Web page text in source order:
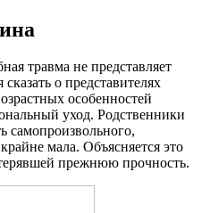
травма не представляет
о представителях
особенностей
уход. Родственники
самопроизвольного,
мала. Объясняется это
прежнюю прочность.